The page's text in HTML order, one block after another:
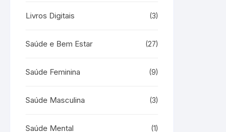
Livros Digitais (3)
Saúde e Bem Estar (27)
Saúde Feminina (9)
Saúde Masculina (3)
Saúde Mental (1)